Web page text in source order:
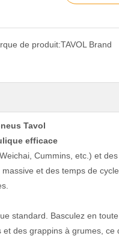
de produit:TAVOL Brand
Tavol
efficace
Cummins, etc.) et
et des temps de
standard. Basculez en
des grappins à grumes, ce